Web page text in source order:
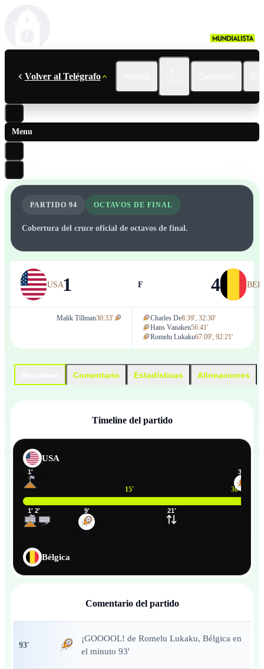
Volver al Telégrafo
Menu
PARTIDO 94 OCTAVOS DE FINAL
Cobertura del cruce oficial de octavos de final.
USA1 F 4 BEL
Malik Tillman30:33' Charles De8:39', 32:30'
Hans Vanaken56:41'
Romelu Lukaku67:09', 92:21'
Comentario Estadísticas Alineaciones
Timeline del partido
USA
15' 30'
1'
1'
2' 9' 21'
31
Bélgica
Comentario del partido
93'
¡GOOOOL! de Romelu Lukaku, Bélgica en
el minuto 93'